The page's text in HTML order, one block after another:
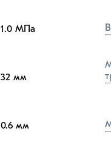
1.0 МПа
32 мм
0.6 мм